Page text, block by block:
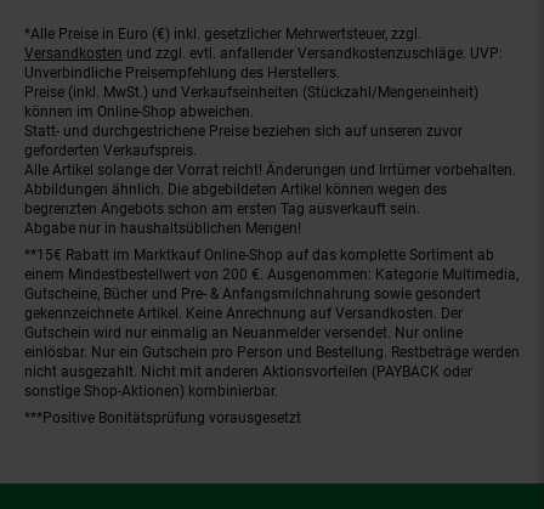
Fußnoten
*Alle Preise in Euro (€) inkl. gesetzlicher Mehrwertsteuer, zzgl.
Versandkosten und zzgl. evtl. anfallender Versandkostenzuschläge. UVP:
Unverbindliche Preisempfehlung des Herstellers.
Preise (inkl. MwSt.) und Verkaufseinheiten (Stückzahl/Mengeneinheit)
können im Online-Shop abweichen.
Statt- und durchgestrichene Preise beziehen sich auf unseren zuvor
geforderten Verkaufspreis.
Alle Artikel solange der Vorrat reicht! Änderungen und Irrtümer vorbehalten.
Abbildungen ähnlich. Die abgebildeten Artikel können wegen des
begrenzten Angebots schon am ersten Tag ausverkauft sein.
Abgabe nur in haushaltsüblichen Mengen!
**15€ Rabatt im Marktkauf Online-Shop auf das komplette Sortiment ab
einem Mindestbestellwert von 200 €. Ausgenommen: Kategorie Multimedia,
Gutscheine, Bücher und Pre- & Anfangsmilchnahrung sowie gesondert
gekennzeichnete Artikel. Keine Anrechnung auf Versandkosten. Der
Gutschein wird nur einmalig an Neuanmelder versendet. Nur online
einlösbar. Nur ein Gutschein pro Person und Bestellung. Restbeträge werden
nicht ausgezahlt. Nicht mit anderen Aktionsvorteilen (PAYBACK oder
sonstige Shop-Aktionen) kombinierbar.
***Positive Bonitätsprüfung vorausgesetzt